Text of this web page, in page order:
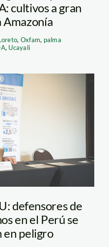
cultivos a gran
Amazonía
, Oxfam, palma
, Ucayali
defensores de
en el Perú se
en peligro